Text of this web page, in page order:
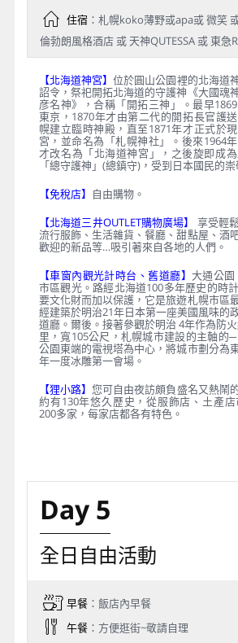
住宿：札幌koko薄野或apa或 微笑
倫勃朗風格酒店 或 天神QUTESSA 或 東急
【北海道神宮】位於圓山公園裡的北海道
詔令，祭祀開拓北海道的守護神《大國魂
彦名神》，合稱「開拓三神」。最早
東京，1870年才由第二代的開拓長官護
幌建立臨時神殿，直至1871年才正式於
宮，並命名為「札幌神社」。後來1964
才改名為「北海道神宮」，之後旋即成
「總守護神」(總鎮守)，受到日本國民的崇
【免稅店】 自由購物。
【北海道三井OUTLET購物廣場】 享受輕
流行服飾、生活雜貨、餐廳、甜點屋、酒
歡迎的新品等…吸引著來自各地的人們。
【車窗內觀光計時台、舊道廳】 大通公
市區觀光。路經北海道100多年歷史的時
要文化財而加以保護，它是旅遊札幌市區
經建築於明治21年日本第一座美國風味的
道廳。爾後。接著參觀於明治 4年作為防
里，寬105公尺，札幌城市建設的主軸的
公園東端的電視塔為中心，將城市劃分為
年一度冰雕第一會場。
【狸小路】您可自由夜訪頗負盛名又熱鬧
約有130年悠久歷史，從服飾店、土產
200多家，每家店都各有特色。
Day 5
全日自由活動
早餐：飯店內早餐
午餐：方便逛街~敬請自理